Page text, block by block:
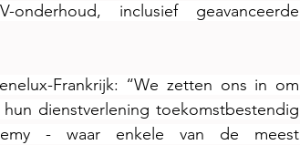
inclusief geavanceerde
Frankrijk: “We zetten ons in om
dienstverlening toekomstbestendig
- waar enkele van de meest